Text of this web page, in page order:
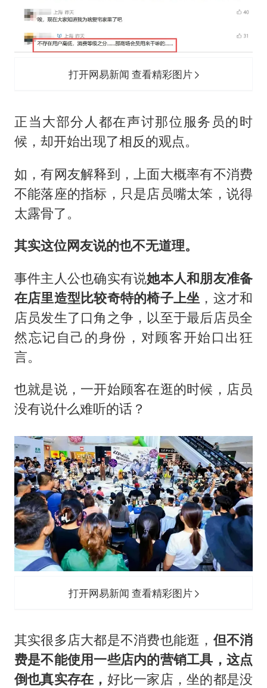
打开网易新闻 查看精彩图片
正当大部分人都在声讨那位服务员的时
候，却开始出现了相反的观点。
如，有网友解释到，上面大概率有不消费
不能落座的指标，只是店员嘴太笨，说得
太露骨了。
其实这位网友说的也不无道理。
事件主人公也确实有说她本人和朋友准备
在店里造型比较奇特的椅子上坐 ，这才和
店员发生了口角之争，以至于最后店员全
然忘记自己的身份，对顾客开始口出狂
言。
也就是说，一开始顾客在逛的时候，店员
没有说什么难听的话？
打开网易新闻 查看精彩图片
其实很多店大都是不消费也能逛， 但不消
费是不能使用一些店内的营销工具，这点
倒也真实存在， 好比一家店，坐的都是没